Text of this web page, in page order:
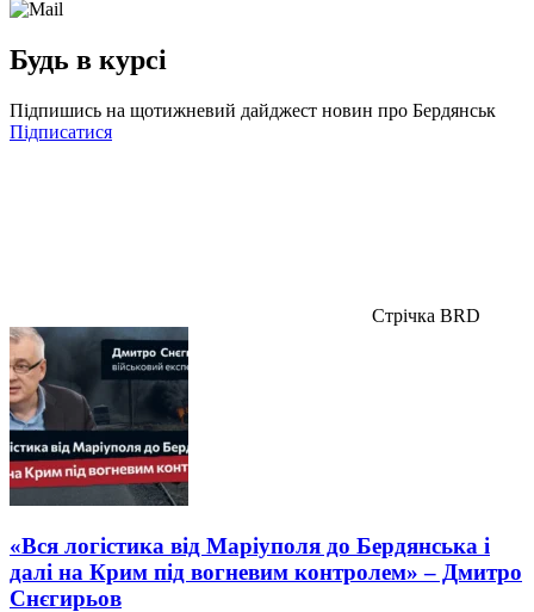
Будь в курсі
Підпишись на щотижневий дайджест новин про Бердянськ
Підписатися
Стрічка BRD
«Вся логістика від Маріуполя до Бердянська і
далі на Крим під вогневим контролем» – Дмитро
Снєгирьов